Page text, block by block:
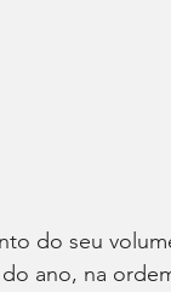
do seu
ano, na